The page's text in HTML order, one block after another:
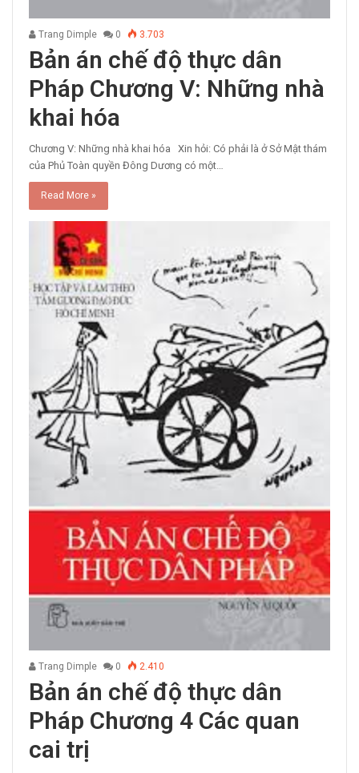
Trang Dimple 0 3.703
Bản án chế độ thực dân
Pháp Chương V: Những nhà
khai hóa
Chương V: Những nhà khai hóa Xin hỏi: Có phải là ở Sở Mật thám
của Phủ Toàn quyền Đông Dương có một…
Read More »
Trang Dimple 0 2.410
Bản án chế độ thực dân
Pháp Chương 4 Các quan
cai trị